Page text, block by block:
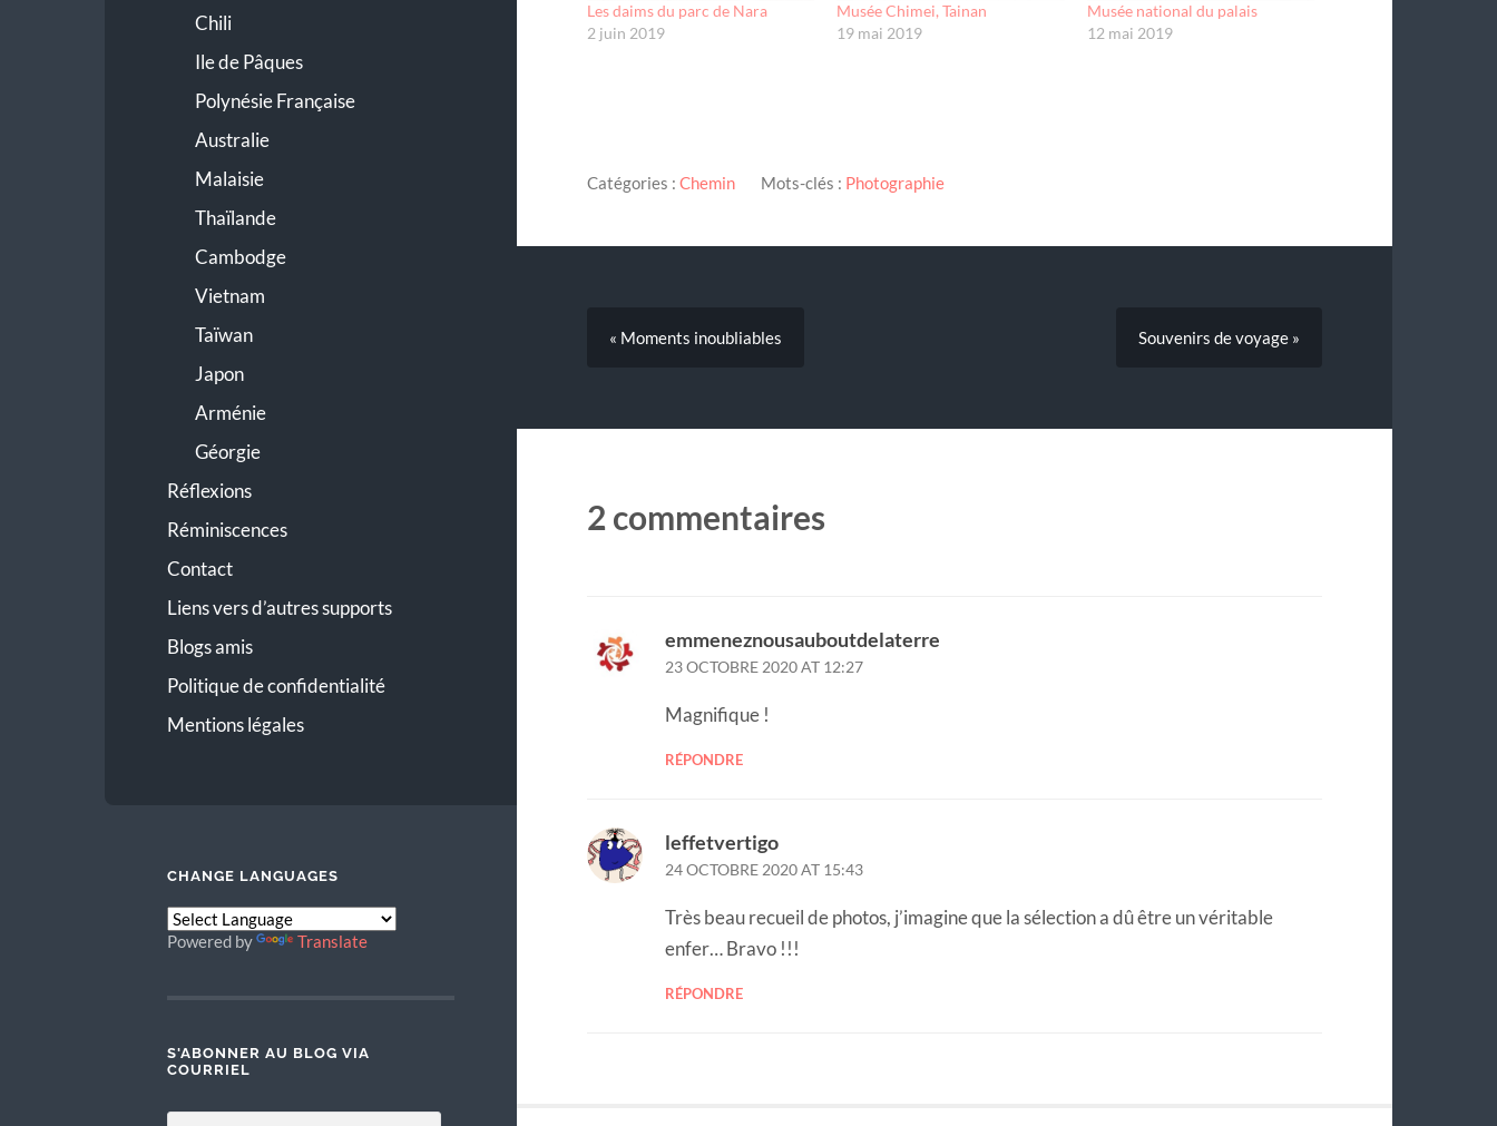
Chili
Ile de Pâques
Polynésie Française
Australie
Malaisie
Thaïlande
Cambodge
Vietnam
Taïwan
Japon
Arménie
Géorgie
Réflexions
Réminiscences
Contact
Liens vers d’autres supports
Blogs amis
Politique de confidentialité
Mentions légales
CHANGE LANGUAGES
Powered by Translate
S'ABONNER AU BLOG VIA
COURRIEL
Les daims du parc de Nara
2 juin 2019
Musée Chimei, Tainan
19 mai 2019
Musée national du palais
12 mai 2019
Catégories : Chemin Mots-clés : Photographie
« Moments inoubliables Souvenirs de voyage »
2 commentaires
emmeneznousauboutdelaterre
23 OCTOBRE 2020 AT 12:27
Magnifique !
RÉPONDRE
leffetvertigo
24 OCTOBRE 2020 AT 15:43
Très beau recueil de photos, j’imagine que la sélection a dû être un véritable
enfer… Bravo !!!
RÉPONDRE